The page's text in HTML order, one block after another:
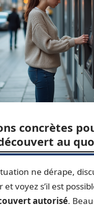
concrètes
au
ne dérape,
voyez s’il est
autorisé.